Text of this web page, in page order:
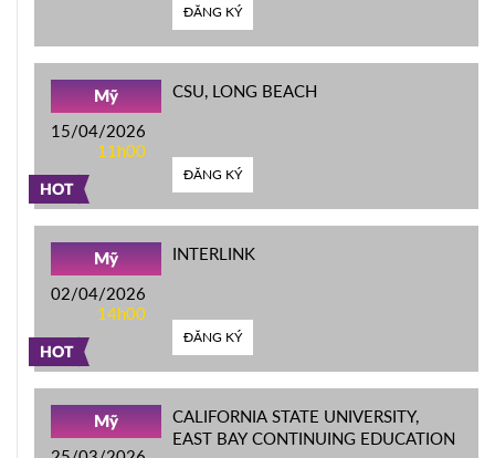
ĐĂNG KÝ
HOT
Mỹ
15/04/2026
11h00
CSU, LONG BEACH
ĐĂNG KÝ
HOT
Mỹ
02/04/2026
14h00
INTERLINK
ĐĂNG KÝ
Mỹ
CALIFORNIA STATE UNIVERSITY,
EAST BAY CONTINUING EDUCATION